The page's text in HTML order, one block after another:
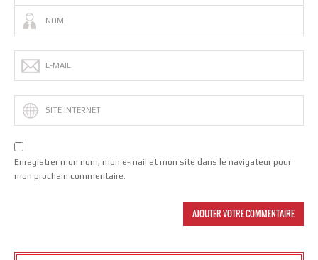
Enregistrer mon nom, mon e-mail et mon site dans le navigateur pour
mon prochain commentaire.